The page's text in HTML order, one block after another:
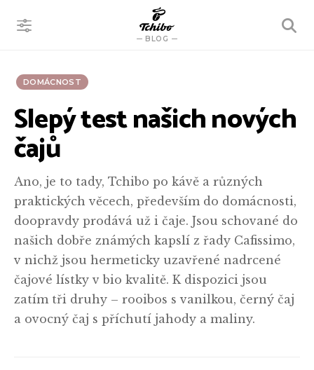
BLOG
VYHLEDÁVÁNÍ
DOMÁCNOST
Slepý test našich nových
čajů
Ano, je to tady, Tchibo po kávě a různých
praktických věcech, především do domácnosti,
doopravdy prodává už i čaje. Jsou schované do
našich dobře známých kapslí z řady Cafissimo,
v nichž jsou hermeticky uzavřené nadrcené
čajové lístky v bio kvalitě. K dispozici jsou
zatím tři druhy – rooibos s vanilkou, černý čaj
a ovocný čaj s příchutí jahody a maliny.